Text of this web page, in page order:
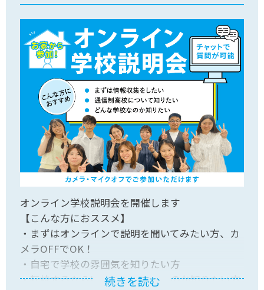
オンライン学校説明会を開催します
【こんな方におススメ】
・まずはオンラインで説明を聞いてみたい方、カ
メラOFFでOK！
・自宅で学校の雰囲気を知りたい方
・転校するならいつの時期がいいのか知りたい方
続きを読む